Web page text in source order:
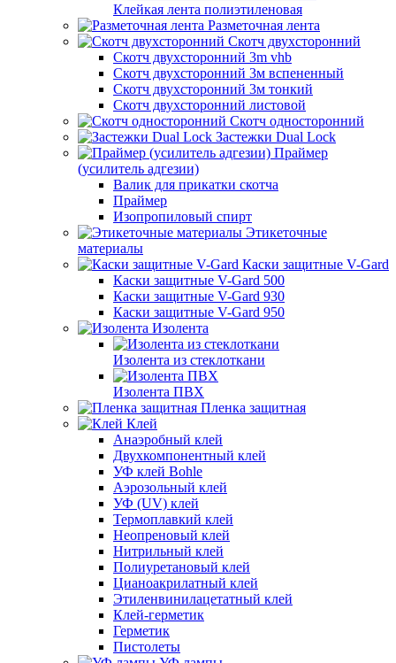
Клейкая лента полиэтиленовая
Разметочная лента
Скотч двухсторонний
Скотч двухсторонний 3m vhb
Скотч двухсторонний 3м вспененный
Скотч двухсторонний 3м тонкий
Скотч двухсторонний листовой
Скотч односторонний
Застежки Dual Lock
Праймер
(усилитель адгезии)
Валик для прикатки скотча
Праймер
Изопропиловый спирт
Этикеточные
материалы
Каски защитные V-Gard
Каски защитные V-Gard 500
Каски защитные V-Gard 930
Каски защитные V-Gard 950
Изолента
Изолента из стеклоткани
Изолента ПВХ
Пленка защитная
Клей
Анаэробный клей
Двухкомпонентный клей
УФ клей Bohle
Аэрозольный клей
УФ (UV) клей
Термоплавкий клей
Неопреновый клей
Нитрильный клей
Полиуретановый клей
Цианоакрилатный клей
Этиленвинилацетатный клей
Клей-герметик
Герметик
Пистолеты